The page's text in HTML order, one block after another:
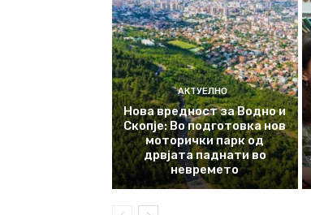
АКТУЕЛНО
Нова вредност за Водно и
Скопје: Во подготовка нов
моторички парк од
дрвјата паднати во
невремето